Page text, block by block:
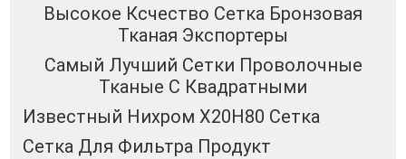
Высокое Ксчество Сетка Бронзовая
Тканая Экспортеры
Самый Лучший Сетки Проволочные
Тканые С Квадратными
Известный Нихром Х20Н80 Сетка
Сетка Для Фильтра Продукт